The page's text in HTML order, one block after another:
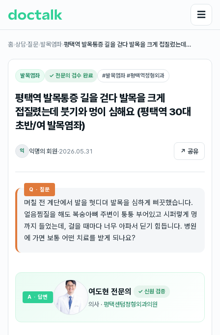
☰
홈›상담·질문›발목염좌›평택역 발목통증 길을 걷다 발목을 크게 접질렸는데…
발목염좌 ✓ 전문의 검수 완료 #발목염좌 #평택역정형외과
평택역 발목통증 길을 걷다 발목을 크게
접질렸는데 붓기와 멍이 심해요 (평택역 30대
초반/여 발목염좌)
익 익명의 회원·2026.05.31 ↗ 공유
Q · 질문
며칠 전 계단에서 발을 헛디뎌 발목을 심하게 삐끗했습니다.
얼음찜질을 해도 복숭아뼈 주변이 퉁퉁 부어있고 시퍼렇게 멍
까지 들었는데, 걸을 때마다 너무 아파서 딛기 힘듭니다. 병원
에 가면 보통 어떤 치료를 받게 되나요?
여도현 전문의 ✓ 신원 검증
의사 · 평택센텀정형외과의원
A · 답변